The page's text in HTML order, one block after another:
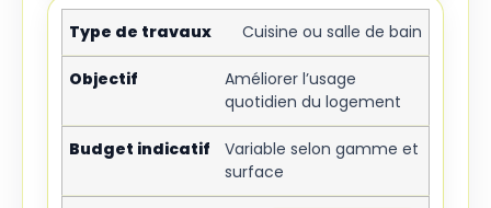
Cuisine ou salle de bain
Améliorer l’usage
quotidien du logement
Variable selon gamme et
surface